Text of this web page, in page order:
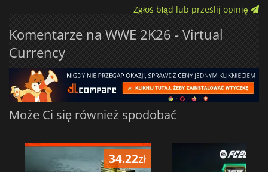
Zgłoś błąd lub prześlij opinię
Komentarze na WWE 2K26 - Virtual
Currency
Może Ci się również spodobać
34.22zł